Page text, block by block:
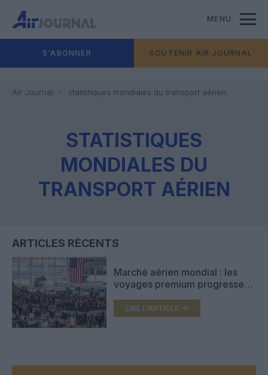
MENU
S'ABONNER SOUTENIR AIR JOURNAL
Air Journal statistiques mondiales du transport aérien
STATISTIQUES
MONDIALES DU
TRANSPORT AÉRIEN
ARTICLES RÉCENTS
Marché aérien mondial : les
voyages premium progressent,
États-Unis restent leader
LIRE L'ARTICLE